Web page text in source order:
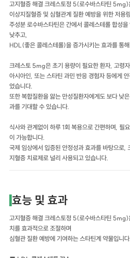
고지혈증 해결 크레스토정 5(로수바스타틴 5mg)
이상지질혈증 및 심혈관계 질환 예방을 위한 저용
주성분 로수바스타틴은 간에서 콜레스테롤 합성
낮추고,
HDL(좋은 콜레스테롤)을 증가시키는 효과를 통
크레스토 5mg은 초기 용량이 필요한 환자, 고령
아시아인, 또는 스타틴 과민 반응 경험자 등에게
었습니다.
또한 복합질환을 앓는 만성질환자에게도 보다 낮
과를 기대할 수 있습니다.
식사와 관계없이 하루 1회 복용으로 간편하며, 필
이 가능합니다.
국제 임상에서 입증된 안정성과 효과를 바탕으로,
지혈증 치료제로 널리 사용되고 있습니다.
효능 및 효과
고지혈증 해결 크레스토정 5(로수바스타틴 5mg)
치를 효과적으로 조절하며
심혈관 질환 예방에 기여하는 스타틴계 약물입니다.